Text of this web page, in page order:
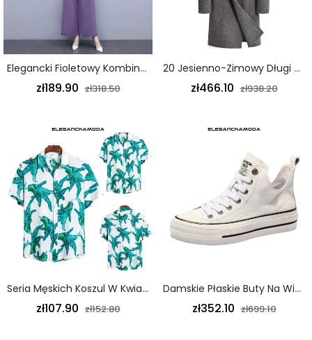
Elegancki Fioletowy Kombinezon Damski Z Okrągłym Dekoltem W Talii
zł189.90 zł318.50
20 Jesienno-Zimowy Długi Płaszcz Męski Dwustronny Wełniany Ręcznie Robiony Kaszmirowy Płaszcz Brązowy
zł466.10 zł938.20
Seria Męskich Koszul W Kwiaty Z Wysokiej Jakości Bawełny Z Klapami Z Krótkim Rękawem W Kolorze Niebieskim
zł107.90 zł152.80
Damskie Płaskie Buty Na Wiosnę I Jesień Na Platformie Casual Białe
zł352.10 zł699.10